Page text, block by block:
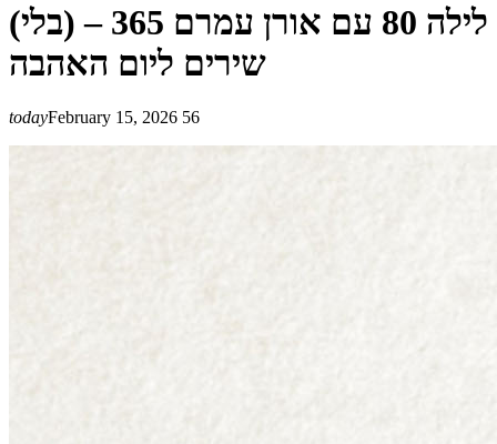
לילה 80 עם אורן עמרם 365 – (בלי)
שירים ליום האהבה
todayFebruary 15, 2026 56